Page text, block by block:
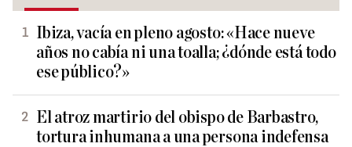
Ibiza, vacía en pleno agosto: «Hace nueve
años no cabía ni una toalla; ¿dónde está todo
ese público?»
El atroz martirio del obispo de Barbastro,
tortura inhumana a una persona indefensa